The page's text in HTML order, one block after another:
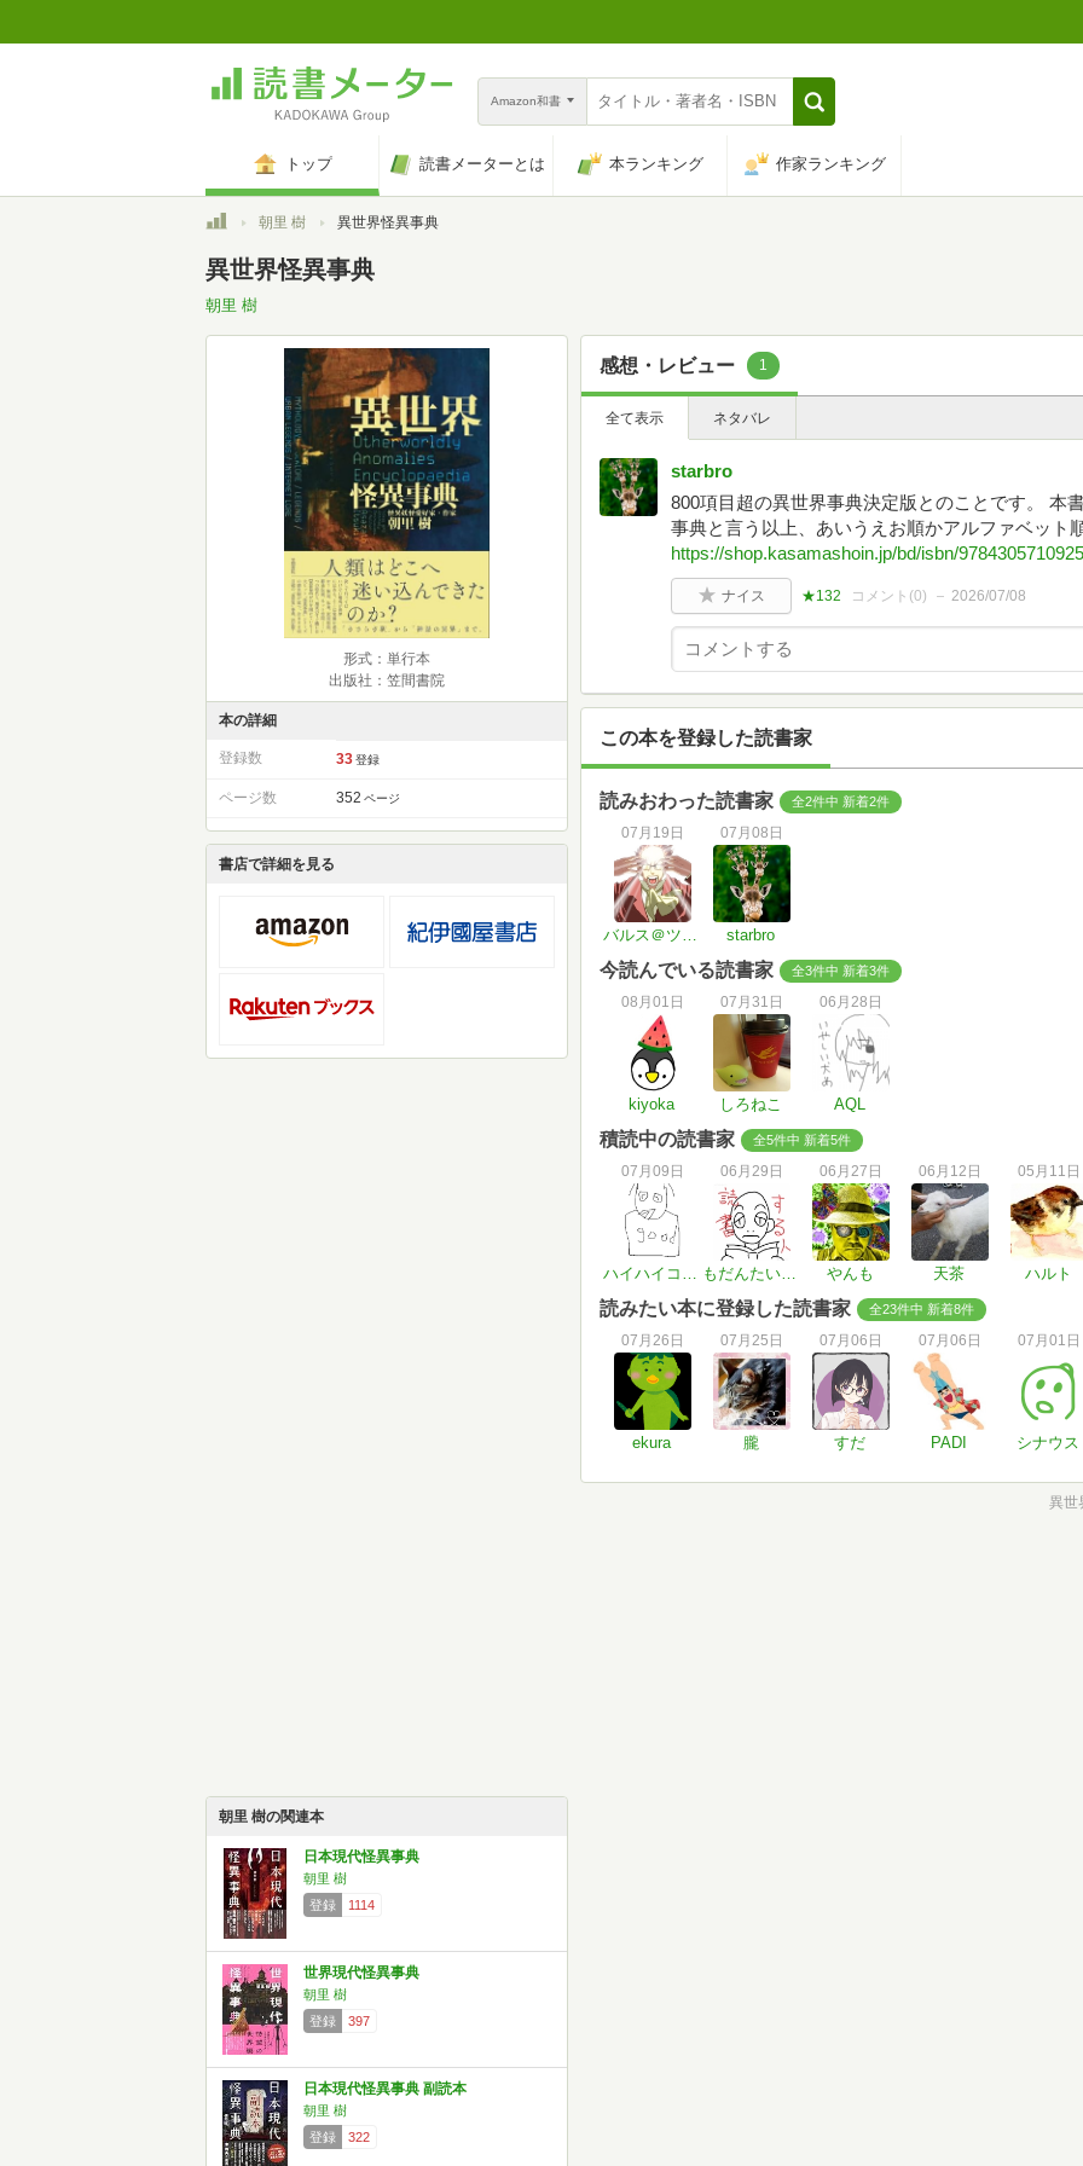
Amazon和書
トップ 読書メーターとは 本ランキング 作家ランキング
トップ朝里 樹 異世界怪異事典
異世界怪異事典
朝里 樹
形式：単行本
出版社：笠間書院
本の詳細
登録数 33 登録
ページ数 352 ページ
書店で詳細を見る
朝里 樹の関連本
日本現代怪異事典
朝里 樹
登録
1114
世界現代怪異事典
朝里 樹
登録
397
日本現代怪異事典 副読本
朝里 樹
登録
322
感想・レビュー 1
全て表示 ネタバレ
starbro
800項目超の異世界事典決定版とのことです。 本
事典と言う以上、あいうえお順かアルファベット
https://shop.kasamashoin.jp/bd/isbn/
ナイス ★132 コメント(0) 2026/07/08
この本を登録した読書家
読みおわった読書家 全2件中 新着2件
07月19日
バルス＠ツヅキ・マナ
07月08日
starbro
今読んでいる読書家 全3件中 新着3件
08月01日
kiyoka
07月31日
しろねこ
06月28日
AQL
積読中の読書家 全5件中 新着5件
07月09日
ハイハイコンコン
06月29日
もだんたいむす
06月27日
やんも
06月12日
天茶
05月11日
ハルト
読みたい本に登録した読書家 全23件中 新着8件
07月26日
ekura
07月25日
朧
07月06日
すだ
07月06日
PADI
07月01日
シナウス
異世